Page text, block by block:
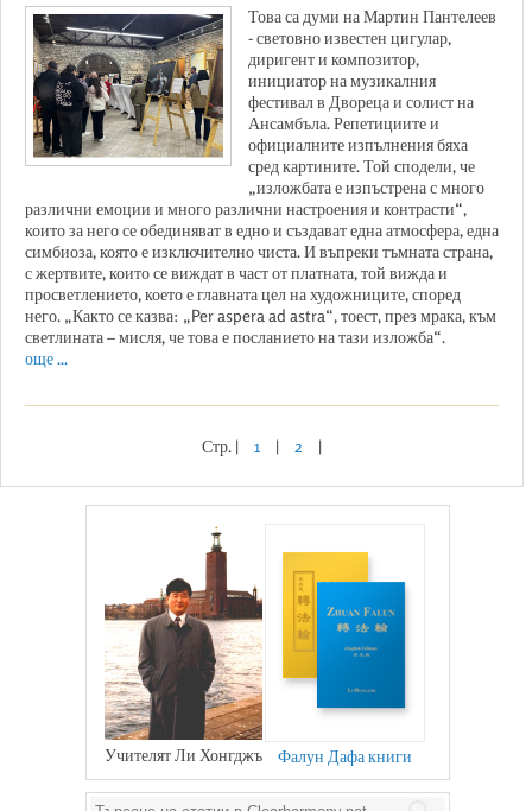
Това са думи на Мартин Пантелеев
- световно известен цигулар,
диригент и композитор,
инициатор на музикалния
фестивал в Двореца и солист на
Ансамбъла. Репетициите и
официалните изпълнения бяха
сред картините. Той сподели, че
„изложбата е изпъстрена с много
различни емоции и много различни настроения и контрасти“,
които за него се обединяват в едно и създават една атмосфера, една
симбиоза, която е изключително чиста. И въпреки тъмната страна,
с жертвите, които се виждат в част от платната, той вижда и
просветлението, което е главната цел на художниците, според
него. „Както се казва: „Per aspera ad astra“, тоест, през мрака, към
светлината – мисля, че това е посланието на тази изложба“.
още ...
Стр. | 1 | 2 |
Учителят Ли Хонгджъ Фалун Дафа книги